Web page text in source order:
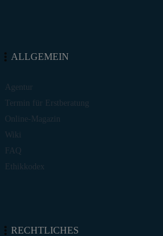
ALLGEMEIN
Agentur
Termin für Erstberatung
Online-Magazin
Wiki
FAQ
Ethikkodex
RECHTLICHES